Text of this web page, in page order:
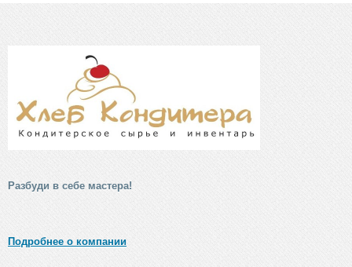
Разбуди в себе мастера!
Подробнее о компании